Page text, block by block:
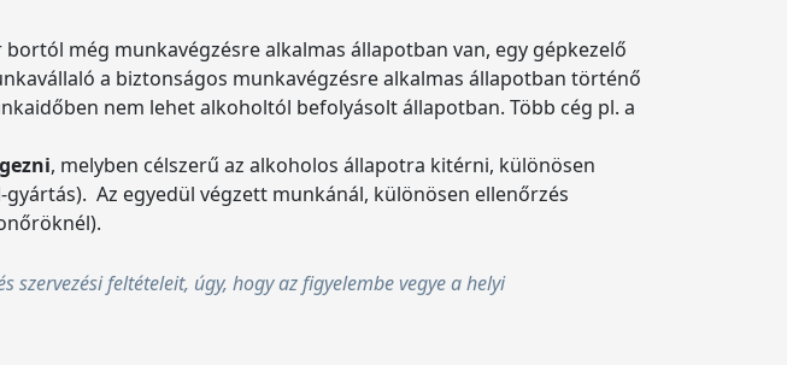
még munkavégzésre alkalmas állapotban van, egy gépkezelő
a biztonságos munkavégzésre alkalmas állapotban történő
nem lehet alkoholtól befolyásolt állapotban. Több cég pl. a
, melyben célszerű az alkoholos állapotra kitérni, különösen
Az egyedül végzett munkánál, különösen ellenőrzés
feltételeit, úgy, hogy az figyelembe vegye a helyi